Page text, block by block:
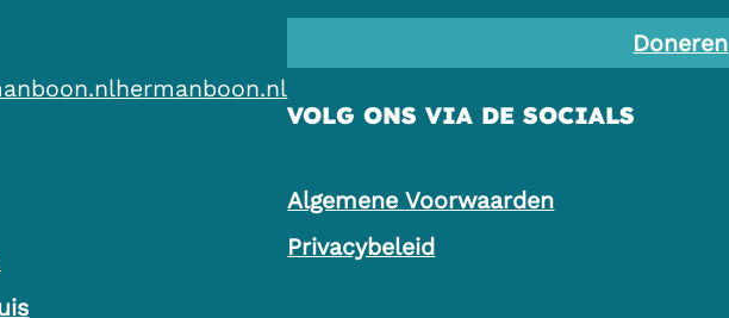
hermanboon.nl
Doneren
VOLG ONS VIA DE SOCIALS
Algemene Voorwaarden
Privacybeleid